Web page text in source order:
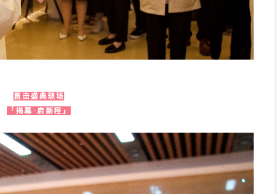
直击盛典现场
「揭幕·启新程」